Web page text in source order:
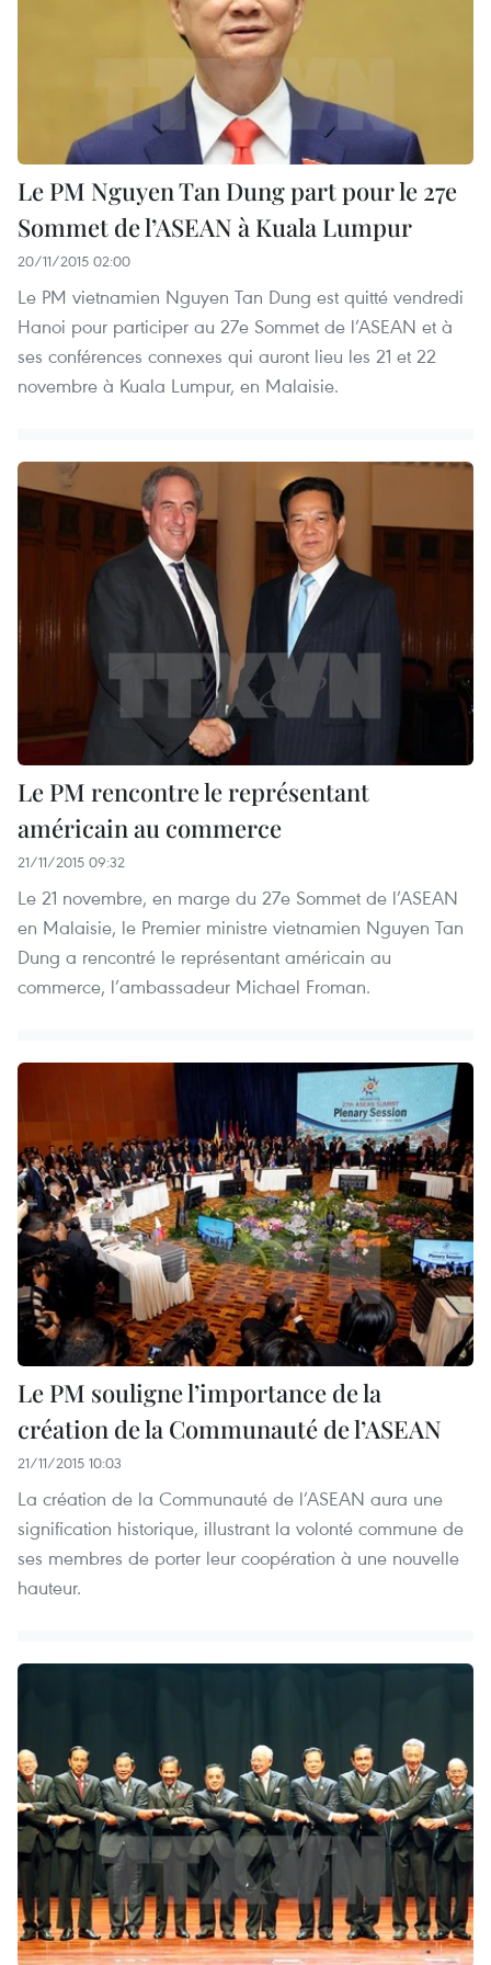
Le PM Nguyen Tan Dung part pour le 27e
Sommet de l’ASEAN à Kuala Lumpur
20/11/2015 02:00
Le PM vietnamien Nguyen Tan Dung est quitté vendredi
Hanoi pour participer au 27e Sommet de l’ASEAN et à
ses conférences connexes qui auront lieu les 21 et 22
novembre à Kuala Lumpur, en Malaisie.
Le PM rencontre le représentant
américain au commerce
21/11/2015 09:32
Le 21 novembre, en marge du 27e Sommet de l’ASEAN
en Malaisie, le Premier ministre vietnamien Nguyen Tan
Dung a rencontré le représentant américain au
commerce, l’ambassadeur Michael Froman.
Le PM souligne l’importance de la
création de la Communauté de l’ASEAN
21/11/2015 10:03
La création de la Communauté de l’ASEAN aura une
signification historique, illustrant la volonté commune de
ses membres de porter leur coopération à une nouvelle
hauteur.